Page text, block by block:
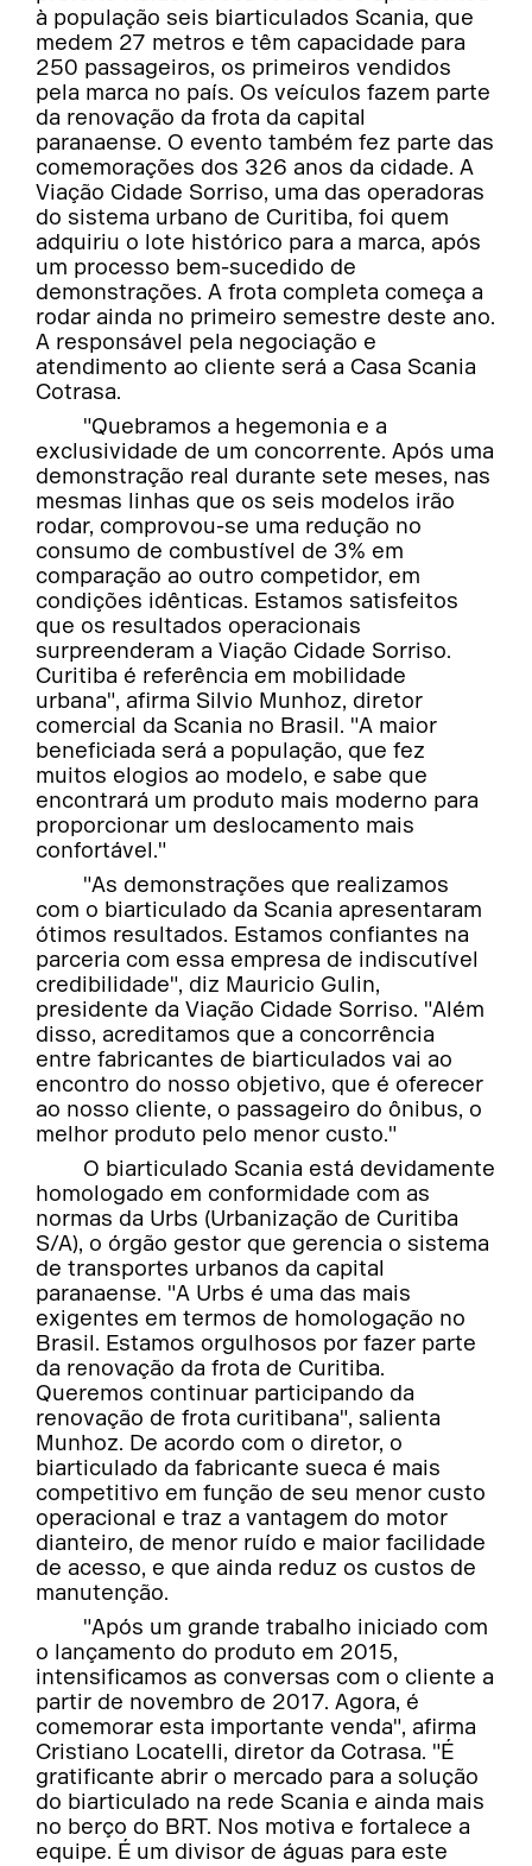
à população seis biarticulados Scania, que
medem 27 metros e têm capacidade para
250 passageiros, os primeiros vendidos
pela marca no país. Os veículos fazem parte
da renovação da frota da capital
paranaense. O evento também fez parte das
comemorações dos 326 anos da cidade. A
Viação Cidade Sorriso, uma das operadoras
do sistema urbano de Curitiba, foi quem
adquiriu o lote histórico para a marca, após
um processo bem-sucedido de
demonstrações. A frota completa começa a
rodar ainda no primeiro semestre deste ano.
A responsável pela negociação e
atendimento ao cliente será a Casa Scania
Cotrasa.
"Quebramos a hegemonia e a
exclusividade de um concorrente. Após uma
demonstração real durante sete meses, nas
mesmas linhas que os seis modelos irão
rodar, comprovou-se uma redução no
consumo de combustível de 3% em
comparação ao outro competidor, em
condições idênticas. Estamos satisfeitos
que os resultados operacionais
surpreenderam a Viação Cidade Sorriso.
Curitiba é referência em mobilidade
urbana", afirma Silvio Munhoz, diretor
comercial da Scania no Brasil. "A maior
beneficiada será a população, que fez
muitos elogios ao modelo, e sabe que
encontrará um produto mais moderno para
proporcionar um deslocamento mais
confortável."
"As demonstrações que realizamos
com o biarticulado da Scania apresentaram
ótimos resultados. Estamos confiantes na
parceria com essa empresa de indiscutível
credibilidade", diz Mauricio Gulin,
presidente da Viação Cidade Sorriso. "Além
disso, acreditamos que a concorrência
entre fabricantes de biarticulados vai ao
encontro do nosso objetivo, que é oferecer
ao nosso cliente, o passageiro do ônibus, o
melhor produto pelo menor custo."
O biarticulado Scania está devidamente
homologado em conformidade com as
normas da Urbs (Urbanização de Curitiba
S/A), o órgão gestor que gerencia o sistema
de transportes urbanos da capital
paranaense. "A Urbs é uma das mais
exigentes em termos de homologação no
Brasil. Estamos orgulhosos por fazer parte
da renovação da frota de Curitiba.
Queremos continuar participando da
renovação de frota curitibana", salienta
Munhoz. De acordo com o diretor, o
biarticulado da fabricante sueca é mais
competitivo em função de seu menor custo
operacional e traz a vantagem do motor
dianteiro, de menor ruído e maior facilidade
de acesso, e que ainda reduz os custos de
manutenção.
"Após um grande trabalho iniciado com
o lançamento do produto em 2015,
intensificamos as conversas com o cliente a
partir de novembro de 2017. Agora, é
comemorar esta importante venda", afirma
Cristiano Locatelli, diretor da Cotrasa. "É
gratificante abrir o mercado para a solução
do biarticulado na rede Scania e ainda mais
no berço do BRT. Nos motiva e fortalece a
equipe. É um divisor de águas para este